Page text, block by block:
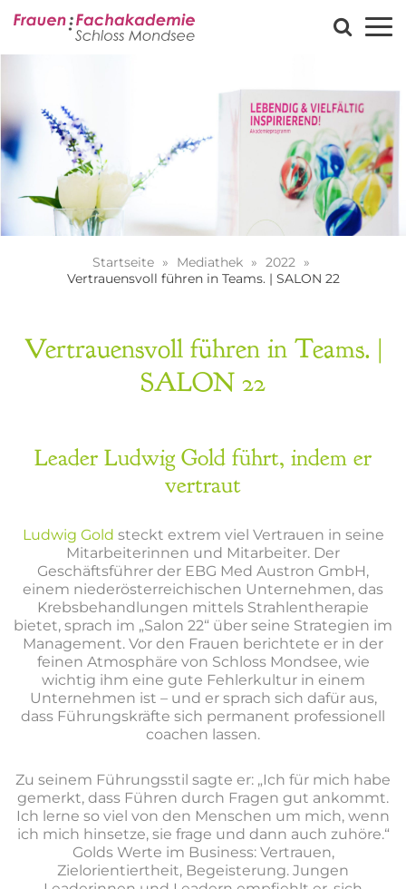
Startseite Mediathek
2022
Vertrauensvoll führen in Teams. | SALON 22
Vertrauensvoll führen in Teams. |
SALON 22
Leader Ludwig Gold führt, indem er
vertraut
Ludwig Gold steckt extrem viel Vertrauen in seine
Mitarbeiterinnen und Mitarbeiter. Der
Geschäftsführer der EBG Med Austron GmbH,
einem niederösterreichischen Unternehmen, das
Krebsbehandlungen mittels Strahlentherapie
bietet, sprach im „Salon 22“ über seine Strategien im
Management. Vor den Frauen berichtete er in der
feinen Atmosphäre von Schloss Mondsee, wie
wichtig ihm eine gute Fehlerkultur in einem
Unternehmen ist – und er sprach sich dafür aus,
dass Führungskräfte sich permanent professionell
coachen lassen.
Zu seinem Führungsstil sagte er: „Ich für mich habe
gemerkt, dass Führen durch Fragen gut ankommt.
Ich lerne so viel von den Menschen um mich, wenn
ich mich hinsetze, sie frage und dann auch zuhöre.“
Golds Werte im Business: Vertrauen,
Zielorientiertheit, Begeisterung. Jungen